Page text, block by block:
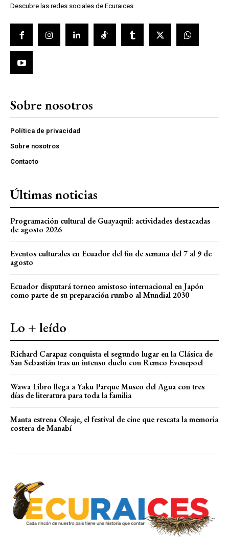
Descubre las redes sociales de Ecuraices
Sobre nosotros
Política de privacidad
Sobre nosotros
Contacto
Últimas noticias
Programación cultural de Guayaquil: actividades destacadas
de agosto 2026
Eventos culturales en Ecuador del fin de semana del 7 al 9 de
agosto
Ecuador disputará torneo amistoso internacional en Japón
como parte de su preparación rumbo al Mundial 2030
Lo + leído
Richard Carapaz conquista el segundo lugar en la Clásica de
San Sebastián tras un intenso duelo con Remco Evenepoel
Wawa Libro llega a Yaku Parque Museo del Agua con tres
días de literatura para toda la familia
Manta estrena Oleaje, el festival de cine que rescata la memoria
costera de Manabí